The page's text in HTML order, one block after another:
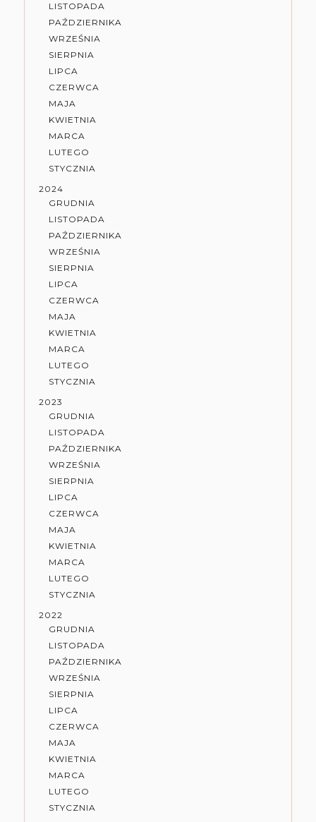
LISTOPADA
PAŹDZIERNIKA
WRZEŚNIA
SIERPNIA
LIPCA
CZERWCA
MAJA
KWIETNIA
MARCA
LUTEGO
STYCZNIA
2024
GRUDNIA
LISTOPADA
PAŹDZIERNIKA
WRZEŚNIA
SIERPNIA
LIPCA
CZERWCA
MAJA
KWIETNIA
MARCA
LUTEGO
STYCZNIA
2023
GRUDNIA
LISTOPADA
PAŹDZIERNIKA
WRZEŚNIA
SIERPNIA
LIPCA
CZERWCA
MAJA
KWIETNIA
MARCA
LUTEGO
STYCZNIA
2022
GRUDNIA
LISTOPADA
PAŹDZIERNIKA
WRZEŚNIA
SIERPNIA
LIPCA
CZERWCA
MAJA
KWIETNIA
MARCA
LUTEGO
STYCZNIA